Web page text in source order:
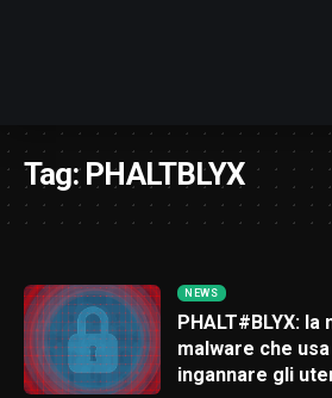
Tag:PHALTBLYX
NEWS
PHALT#BLYX:
malware che
ingannare gli